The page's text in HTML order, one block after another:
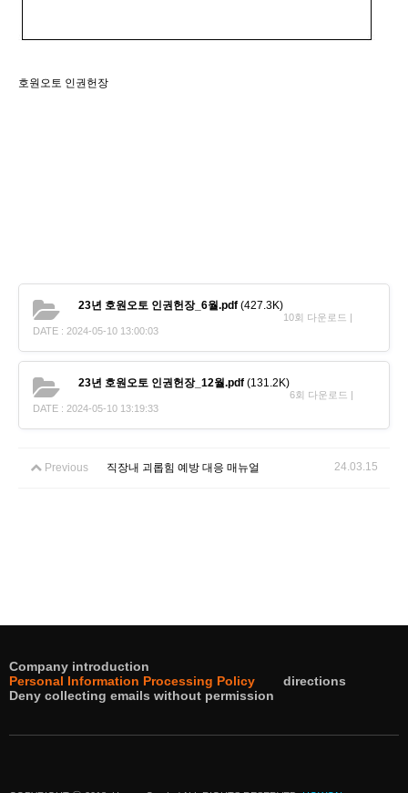
호원오토 인권헌장
23년 호원오토 인권헌장_6월.pdf (427.3K)
10회 다운로드 |
DATE : 2024-05-10 13:00:03
23년 호원오토 인권헌장_12월.pdf (131.2K)
6회 다운로드 |
DATE : 2024-05-10 13:19:33
Previous 직장내 괴롭힘 예방 대응 매뉴얼 24.03.15
Company introduction
Personal Information Processing Policy
directions
Deny collecting emails without permission